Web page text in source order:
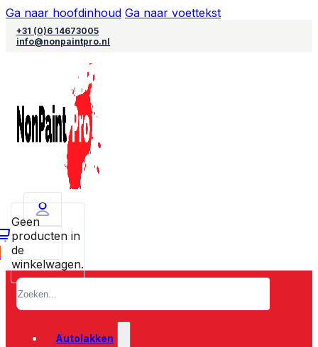
Ga naar hoofdinhoud Ga naar voettekst
+31 (0)6 14673005
info@nonpaintpro.nl
Geen
producten in
de
winkelwagen.
Zoeken
Autolakken